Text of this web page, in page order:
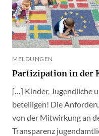
MELDUNGEN
Partizipation in der
[…] Kinder, Jugendliche
beteiligen! Die
von der Mitwirkung an
Transparenz